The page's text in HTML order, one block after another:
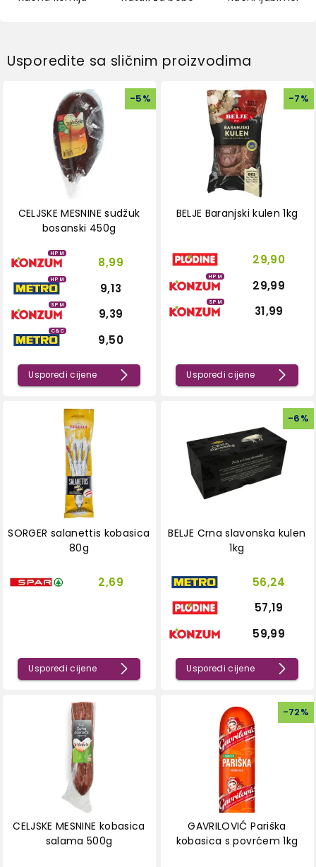
Usporedite sa sličnim proizvodima
-5%
CELJSKE MESNINE sudžuk
bosanski 450g
HPM
8,99
HPM
9,13
SPM
9,39
C&C
9,50
Usporedi cijene
-7%
BELJE Baranjski kulen 1kg
29,90
HPM
29,99
SPM
31,99
Usporedi cijene
SORGER salanettis kobasica
80g
2,69
Usporedi cijene
-6%
BELJE Crna slavonska kulen
1kg
56,24
57,19
59,99
Usporedi cijene
CELJSKE MESNINE kobasica
salama 500g
-72%
GAVRILOVIĆ Pariška
kobasica s povrćem 1kg